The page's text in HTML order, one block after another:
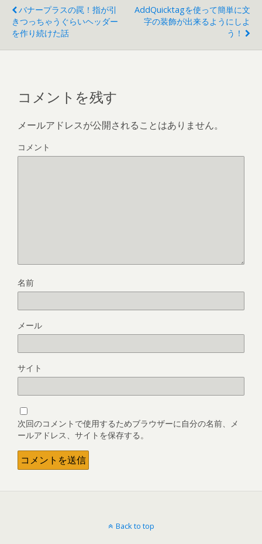
バナープラスの罠！指が引
きつっちゃうぐらいヘッダー
を作り続けた話
AddQuicktagを使って簡単に文
字の装飾が出来るようにしよ
う！
コメントを残す
メールアドレスが公開されることはありません。
コメント
名前
メール
サイト
次回のコメントで使用するためブラウザーに自分の名前、メ
ールアドレス、サイトを保存する。
Back to top